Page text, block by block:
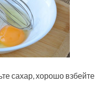
сахар, хорошо взбейте